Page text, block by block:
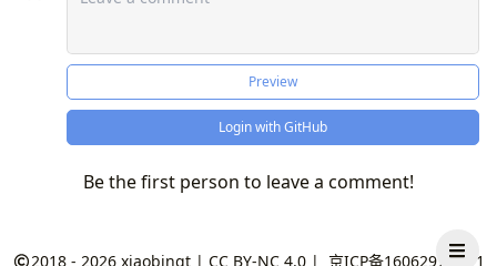
Preview
Login with GitHub
Be the first person to leave a comment!
2018 - 2026 xiaobinqt |CC BY-NC 4.0 | 京ICP备16062974号-1